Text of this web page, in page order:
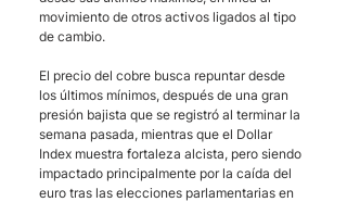
movimiento de otros activos ligados al tipo
de cambio.
El precio del cobre busca repuntar desde
los últimos mínimos, después de una gran
presión bajista que se registró al terminar la
semana pasada, mientras que el Dollar
Index muestra fortaleza alcista, pero siendo
impactado principalmente por la caída del
euro tras las elecciones parlamentarias en